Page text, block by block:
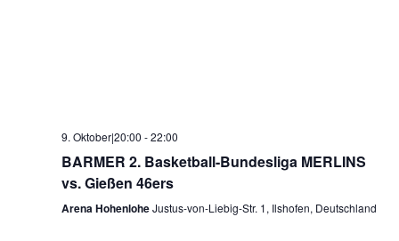
9. Oktober|20:00 -22:00
BARMER 2. Basketball-Bundesliga MERLINS
vs. Gießen 46ers
Arena HohenloheJustus-von-Liebig-Str. 1, Ilshofen, Deutschland